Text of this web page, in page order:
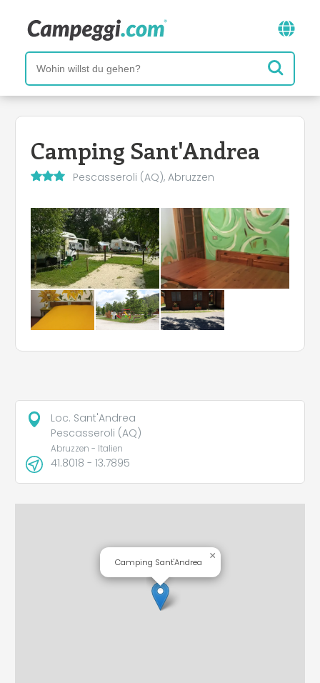
Camping Sant'Andrea
Pescasseroli (AQ), Abruzzen
Loc. Sant'Andrea
Pescasseroli (AQ)
Abruzzen - Italien
41.8018 - 13.7895
Camping Sant'Andrea
×